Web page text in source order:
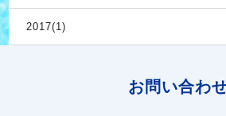
2017(1)
お問い合わ